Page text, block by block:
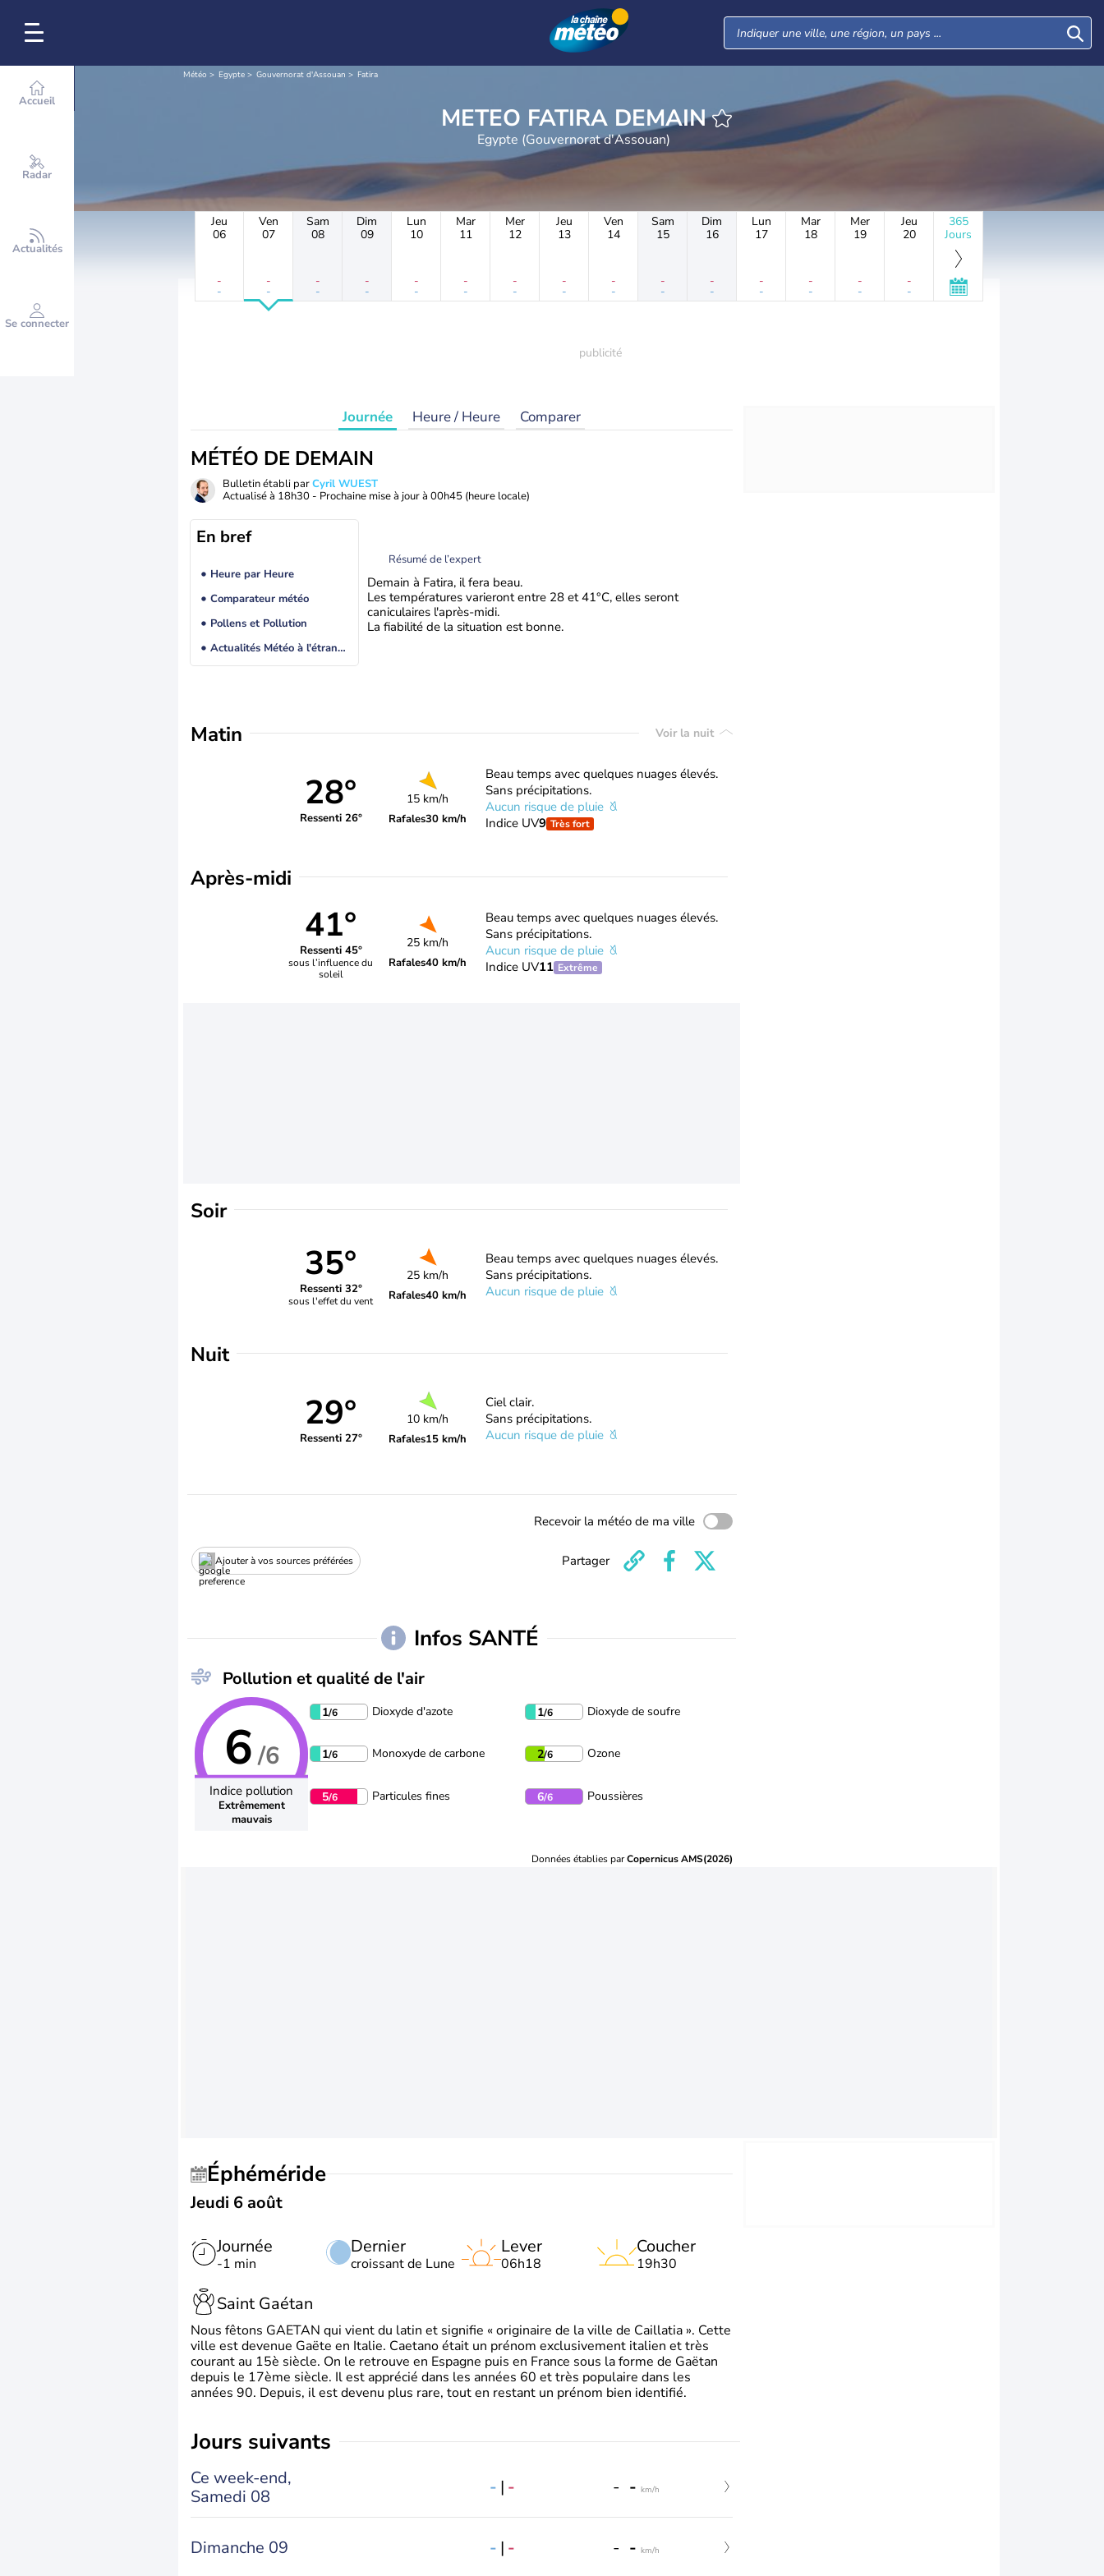
Accueil
Radar
Actualités
Se connecter
Météo Egypte Gouvernorat d'Assouan Fatira
METEO FATIRA DEMAIN
Egypte (Gouvernorat d'Assouan)
Jeu
06
-
-
Ven
07
-
-
Sam
08
-
-
Dim
09
-
-
Lun
10
-
-
Mar
11
-
-
Mer
12
-
-
Jeu
13
-
-
Ven
14
-
-
Sam
15
-
-
Dim
16
-
-
Lun
17
-
-
Mar
18
-
-
Mer
19
-
-
Jeu
20
-
-
365
Jours
Journée Heure / Heure Comparer
MÉTÉO DE DEMAIN
Bulletin établi parCyril WUEST
Actualisé à 18h30 - Prochaine mise à jour à 00h45 (heure locale)
En bref
Heure par Heure
Comparateur météo
Pollens et Pollution
Actualités Météo à l'étranger
Résumé de l’expert
Demain à Fatira, il fera beau.
Les températures varieront entre 28 et 41°C, elles seront
caniculaires l'après-midi.
La fiabilité de la situation est bonne.
Matin Voir la nuit
28°
Ressenti 26°
15 km/h
Rafales30 km/h
Beau temps avec quelques nuages élevés.
Sans précipitations.
Aucun risque de pluie
Indice UV9 Très fort
Après-midi
41°
Ressenti 45°
sous l’influence du
soleil
25 km/h
Rafales40 km/h
Beau temps avec quelques nuages élevés.
Sans précipitations.
Aucun risque de pluie
Indice UV11 Extrême
Soir
35°
Ressenti 32°
sous l'effet du vent
25 km/h
Rafales40 km/h
Beau temps avec quelques nuages élevés.
Sans précipitations.
Aucun risque de pluie
Nuit
29°
Ressenti 27°
10 km/h
Rafales15 km/h
Ciel clair.
Sans précipitations.
Aucun risque de pluie
Recevoir la météo de ma ville
Ajouter à vos sources préférées Partager
Infos SANTÉ
Pollution et qualité de l'air
6/6
Indice pollution
Extrêmement
mauvais
1/6 Dioxyde d'azote 1/6 Dioxyde de soufre
1/6 Monoxyde de carbone 2/6 Ozone
5/6 Particules fines 6/6 Poussières
Données établies parCopernicus AMS(2026)
Éphéméride
Jeudi 6 août
Journée
-1 min
Dernier
croissant de Lune
Lever
06h18
Coucher
19h30
Saint Gaétan
Nous fêtons GAETAN qui vient du latin et signifie « originaire de la ville de Caillatia ». Cette
ville est devenue Gaëte en Italie. Caetano était un prénom exclusivement italien et très
courant au 15è siècle. On le retrouve en Espagne puis en France sous la forme de Gaëtan
depuis le 17ème siècle. Il est apprécié dans les années 60 et très populaire dans les
années 90. Depuis, il est devenu plus rare, tout en restant un prénom bien identifié.
jours suivants
Ce week-end,
Samedi 08
- | - - - km/h
Dimanche 09 - | - - - km/h